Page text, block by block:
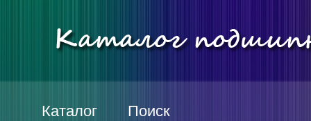
Каталог Поиск